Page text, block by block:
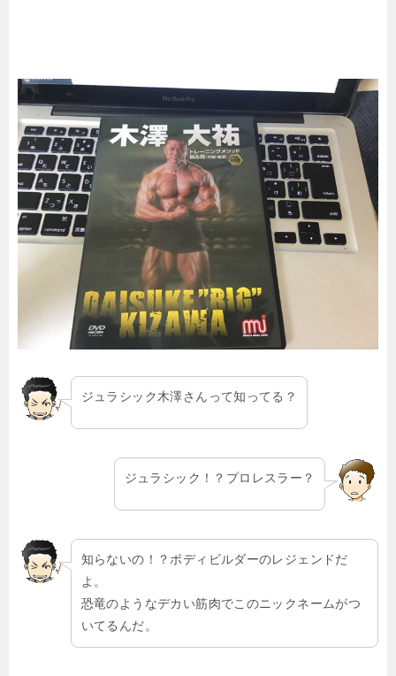
ジュラシック木澤さんって知ってる？
ジュラシック！？プロレスラー？
知らないの！？ボディビルダーのレジェンドだ
よ。
恐竜のようなデカい筋肉でこのニックネームがつ
いてるんだ。